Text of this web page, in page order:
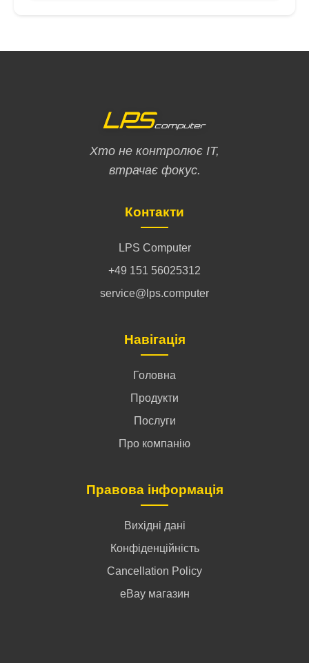
Хто не контролює ІТ,
втрачає фокус.
Контакти
LPS Computer
+49 151 56025312
service@lps.computer
Навігація
Головна
Продукти
Послуги
Про компанію
Правова інформація
Вихідні дані
Конфіденційність
Cancellation Policy
eBay магазин